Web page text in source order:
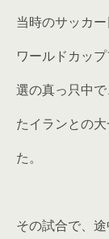
当時のサッカ
ワールドカッ
選の真っ只中
たイランとの
た。
その試合で、